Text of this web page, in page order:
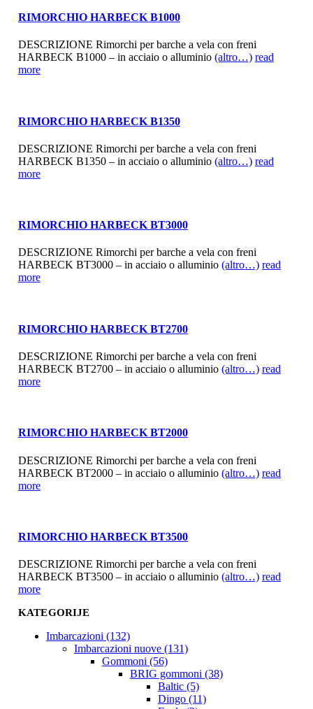
RIMORCHIO HARBECK B1000
DESCRIZIONE Rimorchi per barche a vela con freni
HARBECK B1000 – in acciaio o alluminio (altro…) read
more
RIMORCHIO HARBECK B1350
DESCRIZIONE Rimorchi per barche a vela con freni
HARBECK B1350 – in acciaio o alluminio (altro…) read
more
RIMORCHIO HARBECK BT3000
DESCRIZIONE Rimorchi per barche a vela con freni
HARBECK BT3000 – in acciaio o alluminio (altro…) read
more
RIMORCHIO HARBECK BT2700
DESCRIZIONE Rimorchi per barche a vela con freni
HARBECK BT2700 – in acciaio o alluminio (altro…) read
more
RIMORCHIO HARBECK BT2000
DESCRIZIONE Rimorchi per barche a vela con freni
HARBECK BT2000 – in acciaio o alluminio (altro…) read
more
RIMORCHIO HARBECK BT3500
DESCRIZIONE Rimorchi per barche a vela con freni
HARBECK BT3500 – in acciaio o alluminio (altro…) read
more
KATEGORIJE
Imbarcazioni (132)
Imbarcazioni nuove (131)
Gommoni (56)
BRIG gommoni (38)
Baltic (5)
Dingo (11)